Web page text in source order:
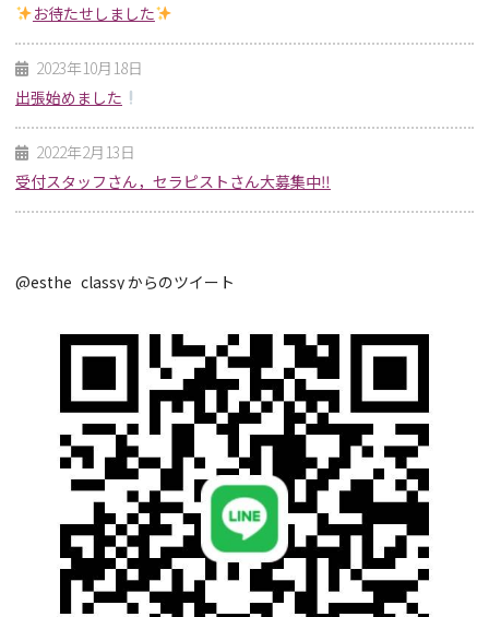
お待たせしました
2023年10月18日
出張始めました
2022年2月13日
受付スタッフさん，セラピストさん大募集中‼
@esthe_classy からのツイート